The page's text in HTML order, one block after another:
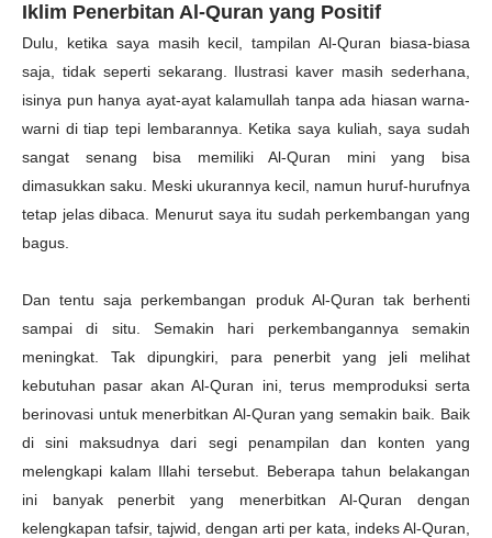
Iklim Penerbitan Al-Quran yang Positif
Dulu, ketika saya masih kecil, tampilan Al-Quran biasa-biasa
saja, tidak seperti sekarang. Ilustrasi kaver masih sederhana,
isinya pun hanya ayat-ayat kalamullah tanpa ada hiasan warna-
warni di tiap tepi lembarannya. Ketika saya kuliah, saya sudah
sangat senang bisa memiliki Al-Quran mini yang bisa
dimasukkan saku. Meski ukurannya kecil, namun huruf-hurufnya
tetap jelas dibaca. Menurut saya itu sudah perkembangan yang
bagus.
Dan tentu saja perkembangan produk Al-Quran tak berhenti
sampai di situ. Semakin hari perkembangannya semakin
meningkat. Tak dipungkiri, para penerbit yang jeli melihat
kebutuhan pasar akan Al-Quran ini, terus memproduksi serta
berinovasi untuk menerbitkan Al-Quran yang semakin baik. Baik
di sini maksudnya dari segi penampilan dan konten yang
melengkapi kalam Illahi tersebut. Beberapa tahun belakangan
ini banyak penerbit yang menerbitkan Al-Quran dengan
kelengkapan tafsir, tajwid, dengan arti per kata, indeks Al-Quran,